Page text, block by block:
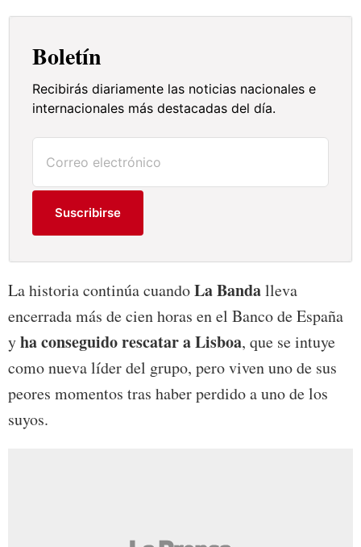
Boletín
Recibirás diariamente las noticias nacionales e
internacionales más destacadas del día.
Suscribirse
La historia continúa cuandoLa Bandalleva
encerrada más de cien horas en el Banco de España
yha conseguido rescatar a Lisboa, que se intuye
como nueva líder del grupo, pero viven uno de sus
peores momentos tras haber perdido a uno de los
suyos.